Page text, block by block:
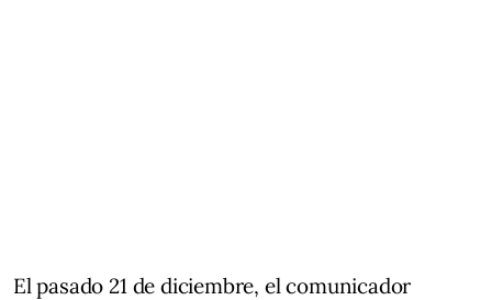
El pasado 21 de diciembre, el comunicador